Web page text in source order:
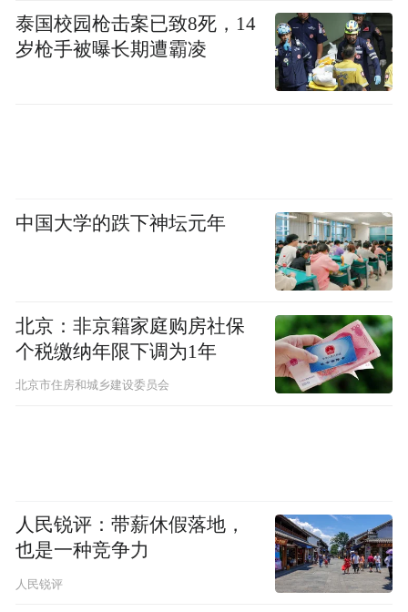
泰国校园枪击案已致8死，14
岁枪手被曝长期遭霸凌
中国大学的跌下神坛元年
北京：非京籍家庭购房社保
个税缴纳年限下调为1年
北京市住房和城乡建设委员会
人民锐评：带薪休假落地，
也是一种竞争力
人民锐评